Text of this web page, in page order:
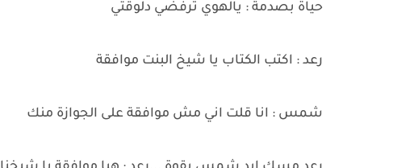
حياة بصدمة : يالهوي ترفضي دلوقتي
رعد : اكتب الكتاب يا شيخ البنت موافقة
شمس : انا قلت اني مش موافقة على الجوازة منك